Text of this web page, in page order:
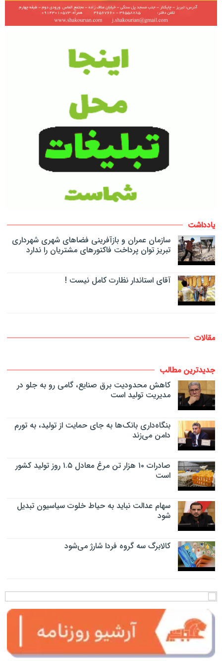
یادداشت
سازمان عمران و بازآفرینی فضاهای شهری شهرداری
تبریز توان پرداخت فاکتورهای مشتریان را ندارد
آقای استاندار نظارت کامل نیست !
مقالات
جدیدترین مطالب
کاهش محدودیت برق صنایع، گامی رو به جلو در
مدیریت تولید است
بنگاه‌داری بانک‌ها به جای حمایت از تولید، به تورم
دامن می‌زند
صادرات ۱۰ هزار تن مرغ معادل ۱.۵ روز تولید کشور
است
سهام عدالت نباید به حیاط خلوت سیاسیون تبدیل
شود
کالابرگ سه گروه فردا شارژ می‌شود